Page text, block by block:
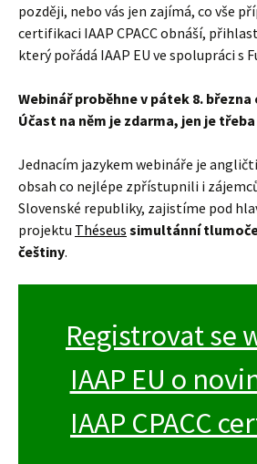
později, nebo vás jen zajímá, co vše
certifikaci IAAP CPACC obnáší,
který pořádá IAAP EU ve spolupráci s
Webinář proběhne v pátek 8. března
Účast na něm je zdarma, jen je
Jednacím jazykem webináře je
obsah co nejlépe zpřístupnili i
Slovenské republiky, zajistíme pod
projektu Théseus simultánní
češtiny.
Registrovat se
IAAP EU o
IAAP CPACC